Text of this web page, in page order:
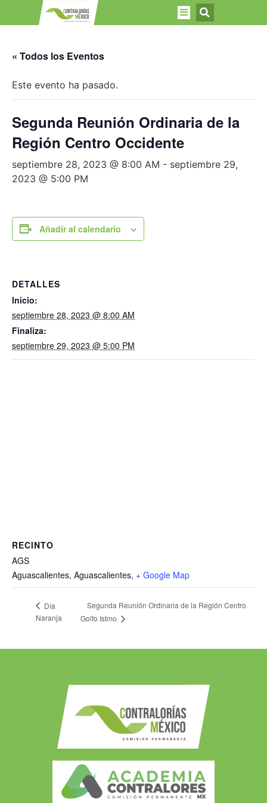
« Todos los Eventos
Este evento ha pasado.
Segunda Reunión Ordinaria de la
Región Centro Occidente
septiembre 28, 2023 @ 8:00 AM - septiembre 29,
2023 @ 5:00 PM
Añadir al calendario
DETALLES
Inicio:
septiembre 28, 2023 @ 8:00 AM
Finaliza:
septiembre 29, 2023 @ 5:00 PM
RECINTO
AGS
Aguascalientes, Aguascalientes, + Google Map
Día
Naranja
Segunda Reunión Ordinaria de la Región Centro
Golfo Istmo